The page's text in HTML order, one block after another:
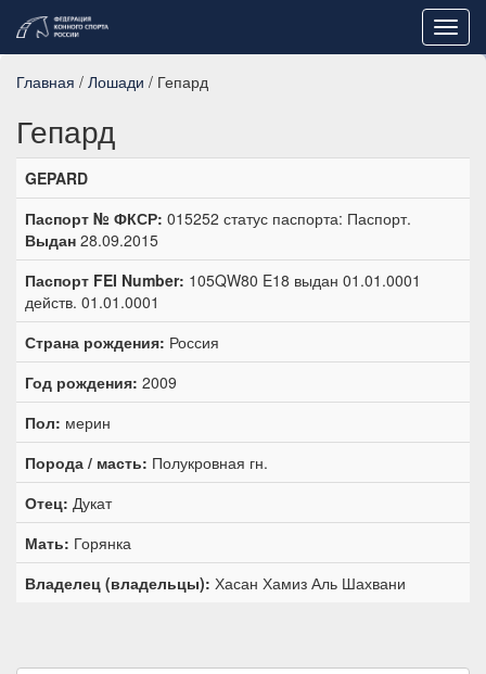
Главная / Лошади / Гепард
Гепард
GEPARD
Паспорт № ФКСР: 015252 статус паспорта: Паспорт.
Выдан 28.09.2015
Паспорт FEI Number: 105QW80 E18 выдан 01.01.0001
действ. 01.01.0001
Страна рождения: Россия
Год рождения: 2009
Пол: мерин
Порода / масть: Полукровная гн.
Отец: Дукат
Мать: Горянка
Владелец (владельцы): Хасан Хамиз Аль Шахвани